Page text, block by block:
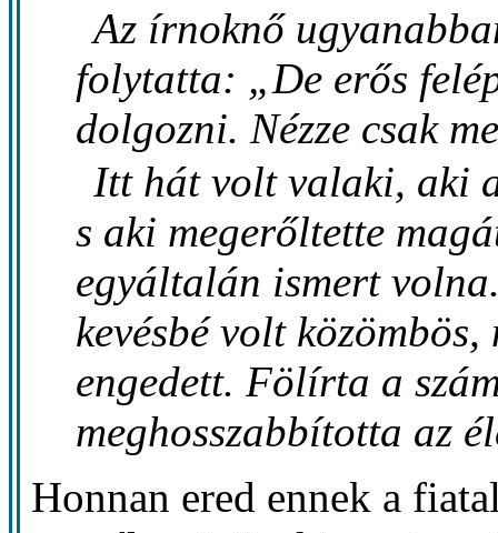
Az írnoknő
folytatta: „De erős
dolgozni. Nézze csak
Itt hát volt valaki, aki
s aki megerőltette
egyáltalán ismert
kevésbé volt
engedett. Fölírta a
meghosszabbította az
Honnan ered ennek a